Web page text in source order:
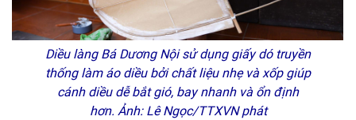
Diều làng Bá Dương Nội sử dụng giấy dó truyền
thống làm áo diều bởi chất liệu nhẹ và xốp giúp
cánh diều dễ bắt gió, bay nhanh và ổn định
hơn. Ảnh: Lê Ngọc/TTXVN phát